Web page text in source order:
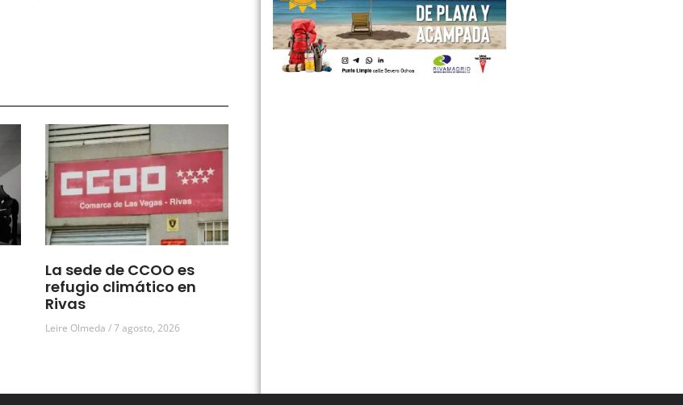
La sede de CCOO es
refugio climático en
Rivas
Leire Olmeda 7 agosto, 2026